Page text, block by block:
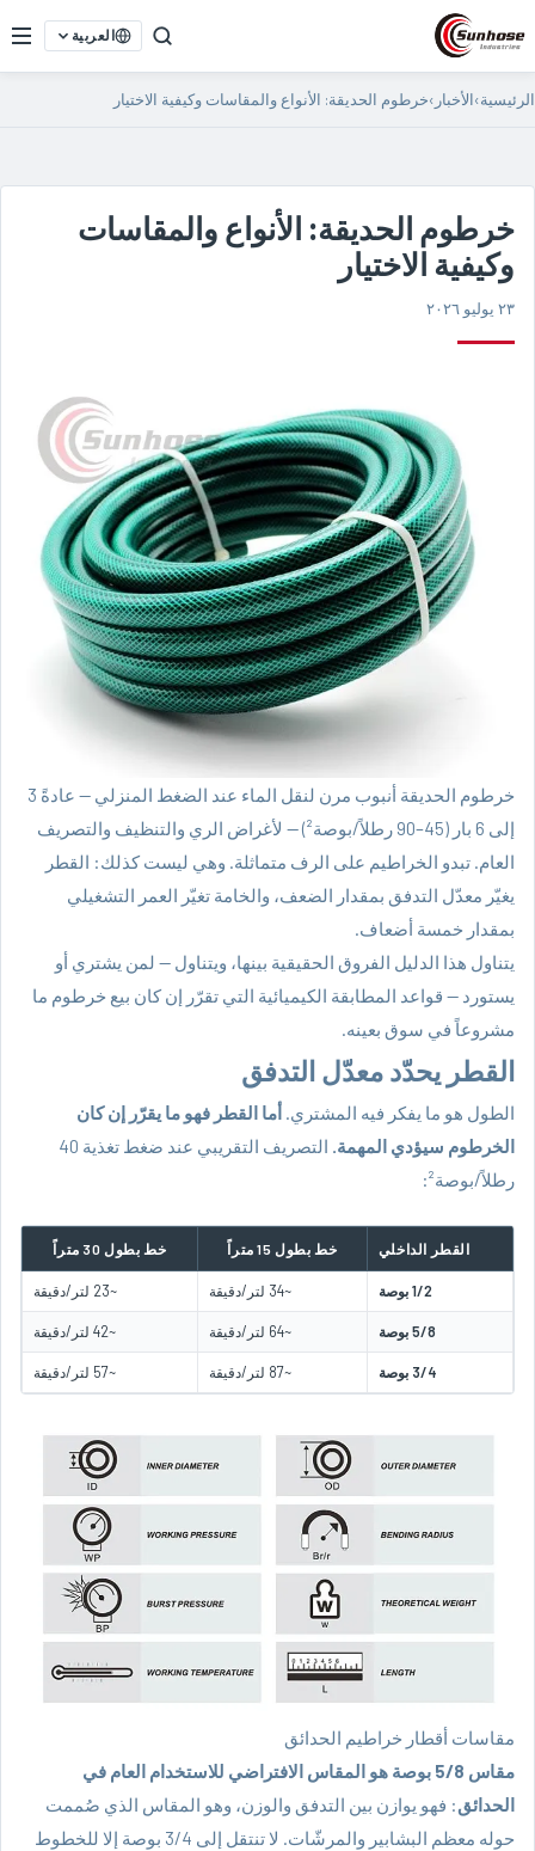
العربية
الرئيسية›الأخبار ›خرطوم الحديقة: الأنواع والمقاسات وكيفية الاختيار
خرطوم الحديقة: الأنواع والمقاسات
وكيفية الاختيار
٢٣ يوليو ٢٠٢٦
خرطوم الحديقة أنبوب مرن لنقل الماء عند الضغط المنزلي — عادةً 3
إلى 6 بار (45–90 رطلاً/بوصة²) — لأغراض الري والتنظيف والتصريف
العام. تبدو الخراطيم على الرف متماثلة. وهي ليست كذلك: القطر
يغيّر معدّل التدفق بمقدار الضعف، والخامة تغيّر العمر التشغيلي
بمقدار خمسة أضعاف.
يتناول هذا الدليل الفروق الحقيقية بينها، ويتناول — لمن يشتري أو
يستورد — قواعد المطابقة الكيميائية التي تقرّر إن كان بيع خرطوم ما
مشروعاً في سوق بعينه.
القطر يحدّد معدّل التدفق
الطول هو ما يفكر فيه المشتري. أما القطر فهو ما يقرّر إن كان
الخرطوم سيؤدي المهمة.
التصريف التقريبي عند ضغط تغذية 40
رطلاً/بوصة²:
القطر الداخلي خط بطول 15 متراً خط بطول 30 متراً
1/2 بوصة ~34 لتر/دقيقة ~23 لتر/دقيقة
5/8 بوصة ~64 لتر/دقيقة ~42 لتر/دقيقة
3/4 بوصة ~87 لتر/دقيقة ~57 لتر/دقيقة
مقاسات أقطار خراطيم الحدائق
مقاس 5/8 بوصة هو المقاس الافتراضي للاستخدام العام في
الحدائق: فهو يوازن بين التدفق والوزن، وهو المقاس الذي صُممت
حوله معظم البشابير والمرشّات. لا تنتقل إلى 3/4 بوصة إلا للخطوط